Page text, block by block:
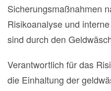
Sicherungsmaßnahmen
Risikoanalyse und
sind durch den
Verantwortlich für das
die Einhaltung der